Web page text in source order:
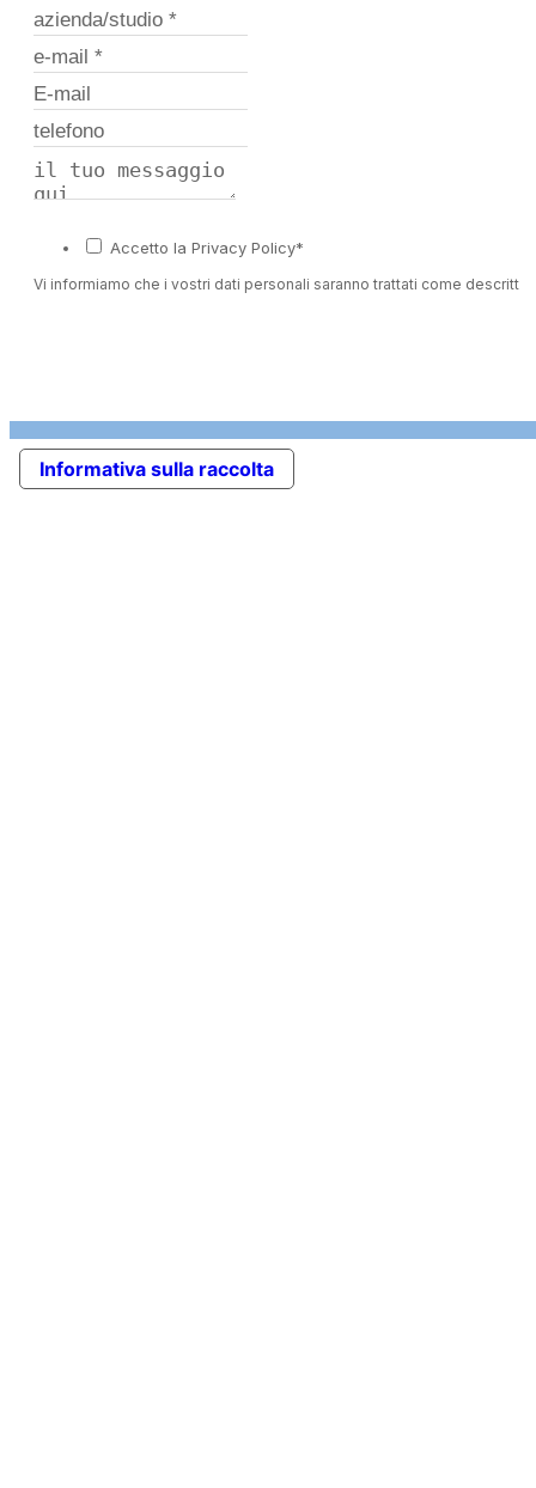
Accetto la Privacy Policy*
Vi informiamo che i vostri dati personali saranno trattati come descritto
Informativa sulla raccolta